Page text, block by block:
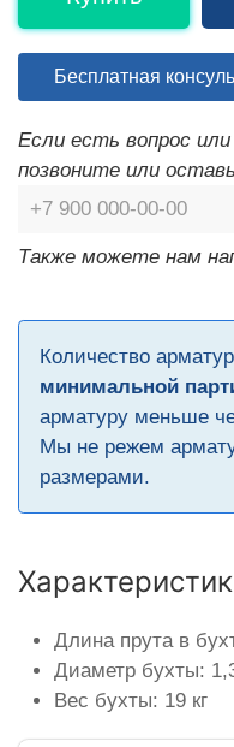
Бесплатная
Если есть вопрос
позвоните или
Также можете нам
Количество
минимальной
арматуру меньше
Мы не режем
размерами.
Длина прута в
Диаметр бухты:
Вес бухты: 19 кг